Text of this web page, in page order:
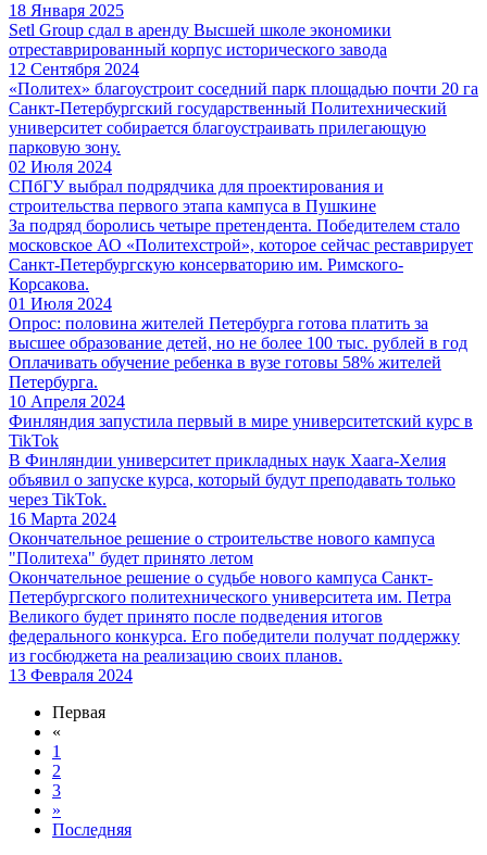
18 Января 2025
Setl Group сдал в аренду Высшей школе экономики
отреставрированный корпус исторического завода
12 Сентября 2024
«Политех» благоустроит соседний парк площадью почти 20 га
Санкт-Петербургский государственный Политехнический
университет собирается благоустраивать прилегающую
парковую зону.
02 Июля 2024
СПбГУ выбрал подрядчика для проектирования и
строительства первого этапа кампуса в Пушкине
За подряд боролись четыре претендента. Победителем стало
московское АО «Политехстрой», которое сейчас реставрирует
Санкт-Петербургскую консерваторию им. Римского-
Корсакова.
01 Июля 2024
Опрос: половина жителей Петербурга готова платить за
высшее образование детей, но не более 100 тыс. рублей в год
Оплачивать обучение ребенка в вузе готовы 58% жителей
Петербурга.
10 Апреля 2024
Финляндия запустила первый в мире университетский курс в
TikTok
В Финляндии университет прикладных наук Хаага-Хелия
объявил о запуске курса, который будут преподавать только
через TikTok.
16 Марта 2024
Окончательное решение о строительстве нового кампуса
"Политеха" будет принято летом
Окончательное решение о судьбе нового кампуса Санкт-
Петербургского политехнического университета им. Петра
Великого будет принято после подведения итогов
федерального конкурса. Его победители получат поддержку
из госбюджета на реализацию своих планов.
13 Февраля 2024
Первая
«
1
2
3
»
Последняя